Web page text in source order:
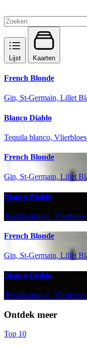
Lijst Kaarten
French Blonde
Gin, St-Germain, Lillet
Blanco Diablo
Tequila blanco,
French Blonde
Gin, St-Germain, Lillet
Blanco Diablo
Tequila blanco,
French Blonde
Gin, St-Germain, Lillet
Blanco Diablo
Tequila blanco,
Ontdek meer
Top 10